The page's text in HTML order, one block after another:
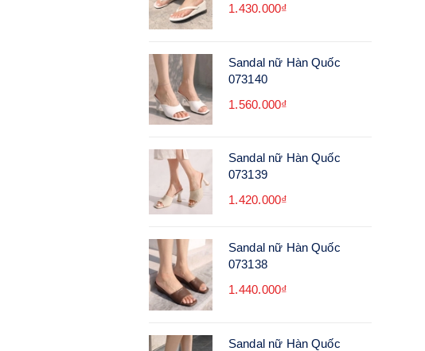
1.430.000₫
Sandal nữ Hàn Quốc
073140
1.560.000₫
Sandal nữ Hàn Quốc
073139
1.420.000₫
Sandal nữ Hàn Quốc
073138
1.440.000₫
Sandal nữ Hàn Quốc